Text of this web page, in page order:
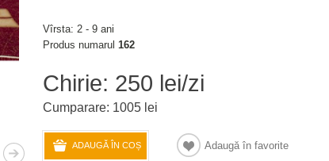
Vîrsta: 2 - 9 ani
Produs numarul 162
Chirie: 250 lei/zi
Cumparare: 1005 lei
ADAUGĂ ÎN COȘ Adaugă în favorite